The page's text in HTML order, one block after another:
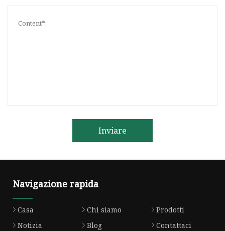
Inviare
Navigazione rapida
Casa Chi siamo
Prodotti
Notizia
Blog
Contattaci